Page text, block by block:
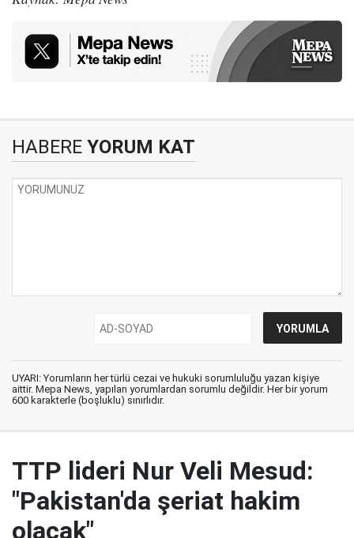
HABERE YORUM KAT
UYARI: Yorumların her türlü cezai ve hukuki sorumluluğu yazan kişiye
aittir. Mepa News, yapılan yorumlardan sorumlu değildir. Her bir yorum
600 karakterle (boşluklu) sınırlıdır.
TTP lideri Nur Veli Mesud:
"Pakistan'da şeriat hakim
olacak"